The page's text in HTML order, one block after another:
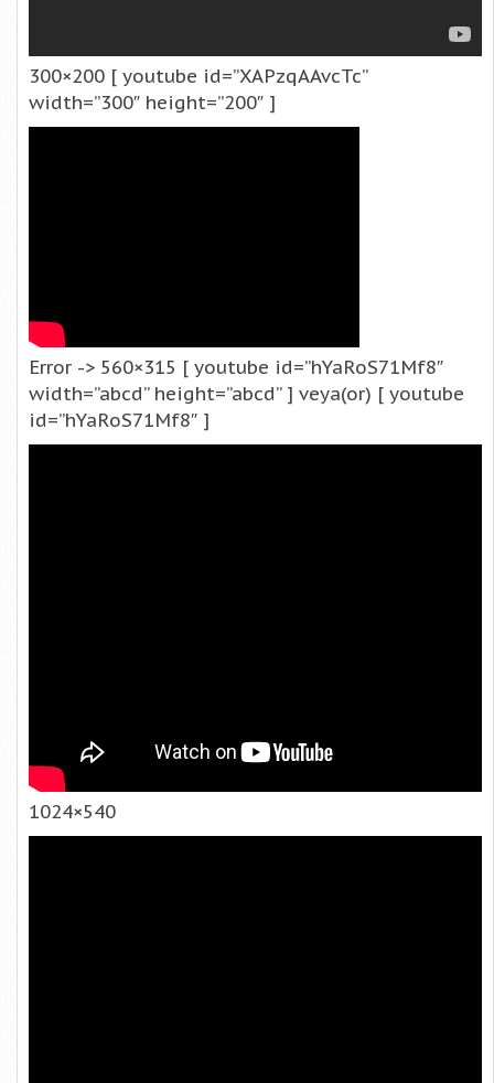
300×200 [ youtube id=”XAPzqAAvcTc”
width=”300″ height=”200″ ]
Error -> 560×315 [ youtube id=”hYaRoS71Mf8″
width=”abcd” height=”abcd” ] veya(or) [ youtube
id=”hYaRoS71Mf8″ ]
1024×540